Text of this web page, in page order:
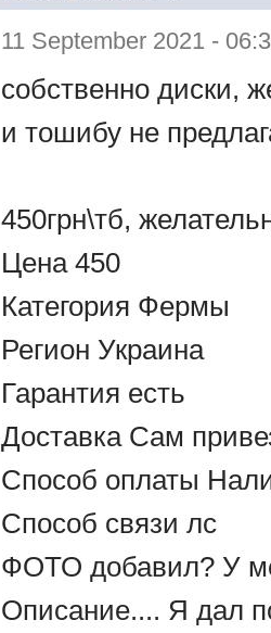
11 September 2021 -
собственно диски,
и тошибу не
450грн\тб,
Цена 450
Категория Фермы
Регион Украина
Гарантия есть
Доставка Сам
Способ оплаты
Способ связи лс
ФОТО добавил? У
Описание.... Я дал